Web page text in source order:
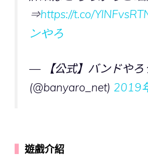
⇒https://t.co/
ンやろ
— 【公式】バンドやろ
(@banyaro_net) 2019
遊戲介紹